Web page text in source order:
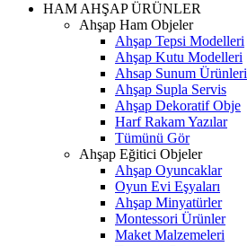
HAM AHŞAP ÜRÜNLER
Ahşap Ham Objeler
Ahşap Tepsi Modelleri
Ahşap Kutu Modelleri
Ahsap Sunum Ürünleri
Ahşap Supla Servis
Ahşap Dekoratif Obje
Harf Rakam Yazılar
Tümünü Gör
Ahşap Eğitici Objeler
Ahşap Oyuncaklar
Oyun Evi Eşyaları
Ahşap Minyatürler
Montessori Ürünler
Maket Malzemeleri